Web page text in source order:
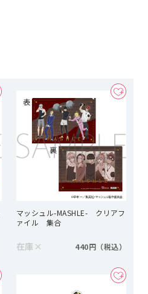
マッシュル-MASHLE- クリアフ
ァイル 集合
在庫 × 440円